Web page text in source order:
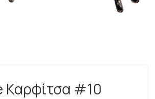
Καρφίτσα #10